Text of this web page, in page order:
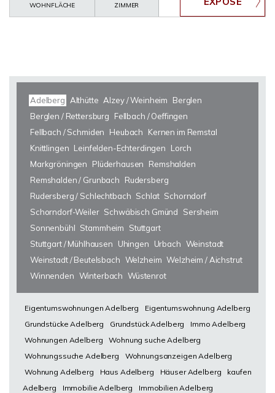
WOHNFLÄCHE
ZIMMER
Adelberg Althütte Alzey / Weinheim
Berglen
Berglen / Rettersburg
Fellbach / Oeffingen
Fellbach / Schmiden
Heubach
Kernen im Remstal
Knittlingen Leinfelden-Echterdingen
Lorch
Markgröningen
Plüderhausen
Remshalden
Remshalden / Grunbach
Rudersberg
Rudersberg / Schlechtbach Schlat Schorndorf
Schorndorf-Weiler Schwäbisch Gmünd
Sersheim
Sonnenbühl Stammheim
Stuttgart
Stuttgart / Mühlhausen
Uhingen Urbach Weinstadt
Weinstadt / Beutelsbach Welzheim Welzheim / Aichstrut
Winnenden Winterbach Wüstenrot
Eigentumswohnungen Adelberg
Eigentumswohnung Adelberg
Grundstücke Adelberg
Grundstück Adelberg
Immo Adelberg
Wohnungen Adelberg
Wohnung suche Adelberg
Wohnungssuche Adelberg
Wohnungsanzeigen Adelberg
Wohnung Adelberg
Haus Adelberg Häuser Adelberg
kaufen
Adelberg
Immobilie Adelberg
Immobilien Adelberg